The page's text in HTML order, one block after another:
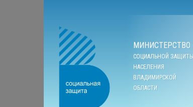
МИНИСТЕРСТВО
СОЦИАЛЬНОЙ ЗАЩИТЫ
НАСЕЛЕНИЯ
ВЛАДИМИРСКОЙ
ОБЛАСТИ